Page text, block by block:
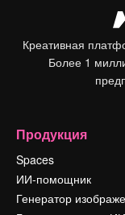
Креативная
Более 1
Продукция
Spaces
ИИ-помощник
Генератор